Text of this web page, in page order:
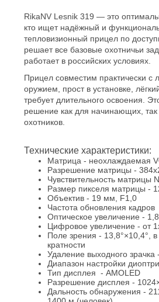
RikaNV Lesnik 319 — это
кто ищет надёжный и
тепловизионный прицел по
решает все базовые охотничьи
работает в российских условиях.
Прицел совместим практически с
оружием, прост в установке,
требует длительного освоения.
решение как для начинающих,
охотников.
Технические характеристики:
Матрица - неохлаждаемая
Разрешение матрицы -
Чувствительность матрицы
Размер пикселя матрицы -
Объектив - 19 мм, F1,0
Частота обновления
Оптическое увеличение -
Цифровое увеличение - от
Поле зрения - 13,8°×10,4°, в
кратности
Удаление выходного
Диапазон настройки
Тип дисплея - АМOLED
Разрешение дисплея -
Дальность обнаружения -